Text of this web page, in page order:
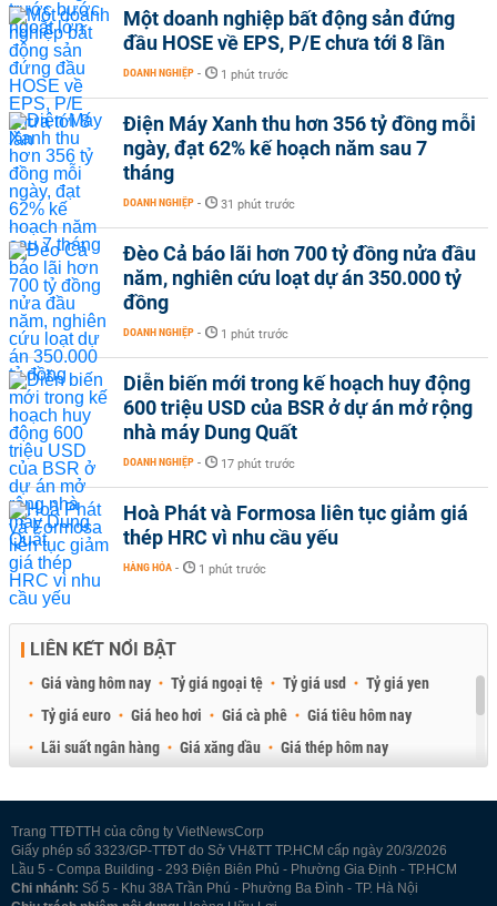
Một doanh nghiệp bất động sản đứng
đầu HOSE về EPS, P/E chưa tới 8 lần
DOANH NGHIỆP - 1 phút trước
Điện Máy Xanh thu hơn 356 tỷ đồng mỗi
ngày, đạt 62% kế hoạch năm sau 7
tháng
DOANH NGHIỆP - 31 phút trước
Đèo Cả báo lãi hơn 700 tỷ đồng nửa đầu
năm, nghiên cứu loạt dự án 350.000 tỷ
đồng
DOANH NGHIỆP - 1 phút trước
Diễn biến mới trong kế hoạch huy động
600 triệu USD của BSR ở dự án mở rộng
nhà máy Dung Quất
DOANH NGHIỆP - 17 phút trước
Hoà Phát và Formosa liên tục giảm giá
thép HRC vì nhu cầu yếu
HÀNG HÓA - 1 phút trước
LIÊN KẾT NỔI BẬT
Giá vàng hôm nay Tỷ giá ngoại tệ Tỷ giá usd
Tỷ giá yen
Tỷ giá euro
Giá heo hơi Giá cà phê
Giá tiêu hôm nay
Lãi suất ngân hàng
Giá xăng dầu
Giá thép hôm nay
Trang TTĐTTH của công ty VietNewsCorp
Giấy phép số 3323/GP-TTĐT do Sở VH&TT TP.HCM cấp ngày 20/3/2026
Lầu 5 - Compa Building - 293 Điện Biên Phủ - Phường Gia Định - TP.HCM
Chi nhánh: Số 5 - Khu 38A Trần Phú - Phường Ba Đình - TP. Hà Nội